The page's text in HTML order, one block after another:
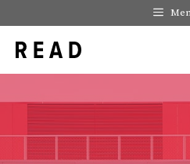
au
contenu